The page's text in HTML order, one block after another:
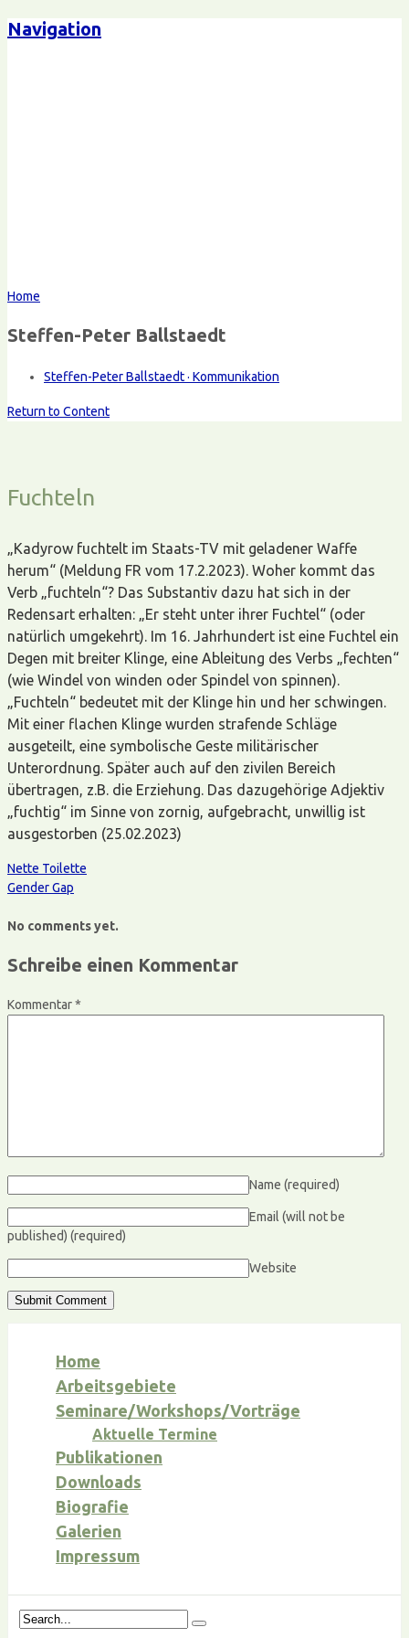
Navigation
Home
Steffen-Peter Ballstaedt
Steffen-Peter Ballstaedt · Kommunikation
Return to Content
Fuchteln
„Kadyrow fuchtelt im Staats-TV mit geladener Waffe
herum“ (Meldung FR vom 17.2.2023). Woher kommt das
Verb „fuchteln“? Das Substantiv dazu hat sich in der
Redensart erhalten: „Er steht unter ihrer Fuchtel“ (oder
natürlich umgekehrt). Im 16. Jahrhundert ist eine Fuchtel ein
Degen mit breiter Klinge, eine Ableitung des Verbs „fechten“
(wie Windel von winden oder Spindel von spinnen).
„Fuchteln“ bedeutet mit der Klinge hin und her schwingen.
Mit einer flachen Klinge wurden strafende Schläge
ausgeteilt, eine symbolische Geste militärischer
Unterordnung. Später auch auf den zivilen Bereich
übertragen, z.B. die Erziehung. Das dazugehörige Adjektiv
„fuchtig“ im Sinne von zornig, aufgebracht, unwillig ist
ausgestorben (25.02.2023)
Nette Toilette
Gender Gap
No comments yet.
Schreibe einen Kommentar
Kommentar*
Name (required)
Email (will not be
published) (required)
Website
Home
Arbeitsgebiete
Seminare/Workshops/Vorträge
Aktuelle Termine
Publikationen
Downloads
Biografie
Galerien
Impressum